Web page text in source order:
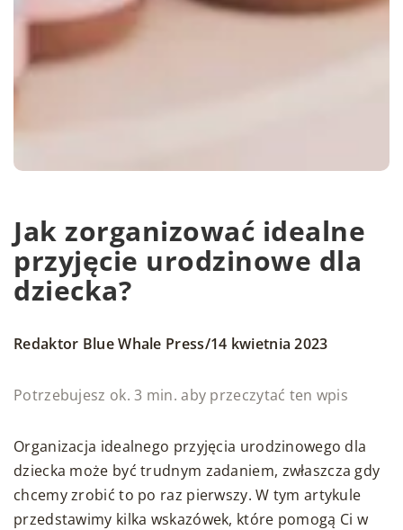
Jak zorganizować idealne
przyjęcie urodzinowe dla
dziecka?
Redaktor Blue Whale Press/14 kwietnia 2023
Potrzebujesz ok. 3 min. aby przeczytać ten wpis
Organizacja idealnego przyjęcia urodzinowego dla
dziecka może być trudnym zadaniem, zwłaszcza gdy
chcemy zrobić to po raz pierwszy. W tym artykule
przedstawimy kilka wskazówek, które pomogą Ci w